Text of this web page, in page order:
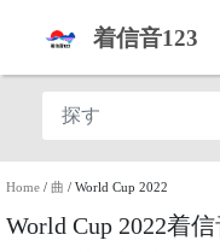
着信音123
Home / 曲 / World Cup 2022
World Cup 2022着